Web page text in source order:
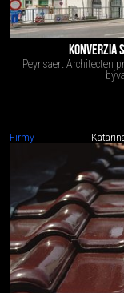
KONVERZIA
Peynsaert Architecten
Firmy